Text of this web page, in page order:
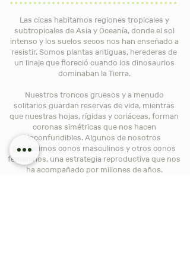
Las cicas habitamos regiones tropicales y
subtropicales de Asia y Oceanía, donde el sol
intenso y los suelos secos nos han enseñado a
resistir. Somos plantas antiguas, herederas de
un linaje que floreció cuando los dinosaurios
dominaban la Tierra.
Nuestros troncos gruesos y a menudo
solitarios guardan reservas de vida, mientras
que nuestras hojas, rígidas y coriáceas, forman
coronas simétricas que nos hacen
inconfundibles. Algunos de nosotros
producimos conos masculinos y otros conos
femeninos, una estrategia reproductiva que nos
ha acompañado por millones de años.